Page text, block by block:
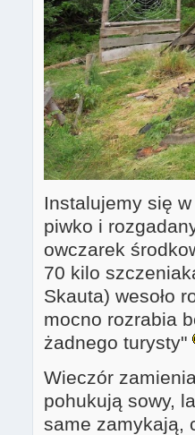
Instalujemy się
piwko i
owczarek
70 kilo
Skauta) wesoło
mocno rozrabia
żadnego turysty"
Wieczór
pohukują sowy,
same zamykają,